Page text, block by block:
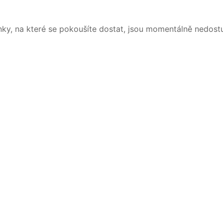
na které se pokoušíte dostat, jsou momentálně